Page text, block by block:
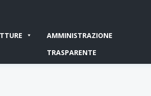
AMMINISTRAZIONE
TRASPARENTE